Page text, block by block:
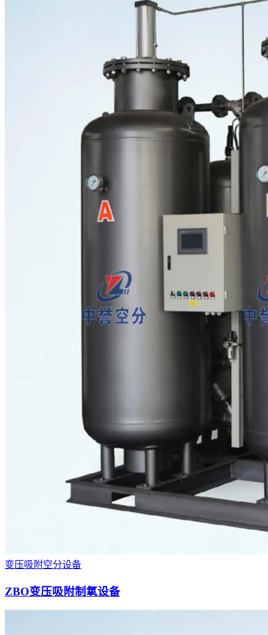
变压吸附空分设备
ZBO变压吸附制氧设备